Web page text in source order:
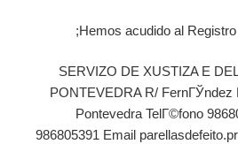
Hemos acudido al
SERVIZO DE XUSTIZA E
PONTEVEDRA R/ FernГЎndez
Pontevedra TelГ©fono
986805391 Email